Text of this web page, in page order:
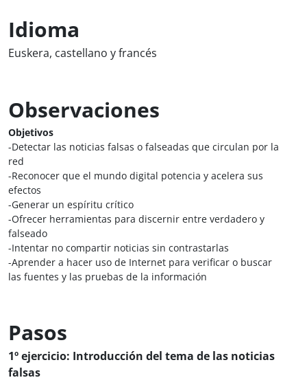
Idioma
Euskera, castellano y francés
Observaciones
Objetivos
-Detectar las noticias falsas o falseadas que circulan por la
red
-Reconocer que el mundo digital potencia y acelera sus
efectos
-Generar un espíritu crítico
-Ofrecer herramientas para discernir entre verdadero y
falseado
-Intentar no compartir noticias sin contrastarlas
-Aprender a hacer uso de Internet para verificar o buscar
las fuentes y las pruebas de la información
Pasos
1º ejercicio: Introducción del tema de las noticias
falsas